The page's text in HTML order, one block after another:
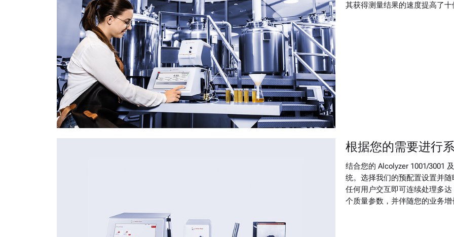
其获得测量结果的速度提高了十
根据您的需要进行
结合您的 Alcolyzer 1001/3001
统。选择我们的预配置设置并
任何用户交互即可连续处理多
个质量参数，并伴随您的业务增